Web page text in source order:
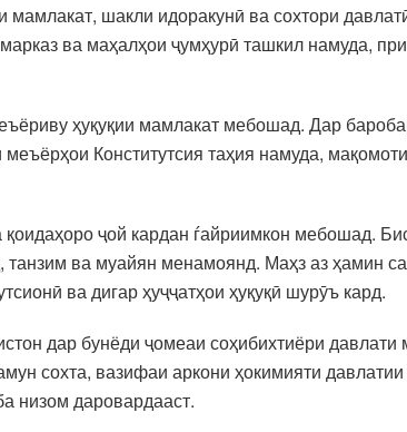
мамлакат, шакли идоракунӣ ва сохтори
ва маҳалҳои ҷумҳурӣ ташкил намуда,
ҳуқуқии мамлакат мебошад. Дар
Конститутсия таҳия намуда,
ҷой кардан ѓайриимкон мебошад.
танзим ва муайян менамоянд. Маҳз аз ҳамин
ва дигар ҳуҷҷатҳои ҳуқуқӣ шурӯъ кард.
дар бунёди ҷомеаи соҳибихтиёри
сохта, вазифаи аркони ҳокимияти
низом даровардааст.